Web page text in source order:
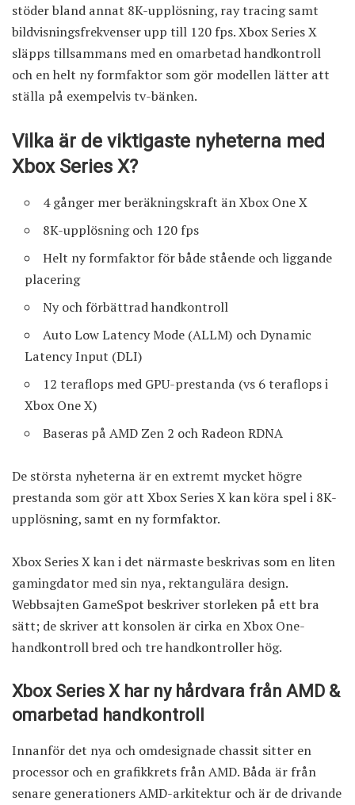
stöder bland annat 8K-upplösning, ray tracing samt
bildvisningsfrekvenser upp till 120 fps. Xbox Series X
släpps tillsammans med en omarbetad handkontroll
och en helt ny formfaktor som gör modellen lätter att
ställa på exempelvis tv-bänken.
Vilka är de viktigaste nyheterna med
Xbox Series X?
4 gånger mer beräkningskraft än Xbox One X
8K-upplösning och 120 fps
Helt ny formfaktor för både stående och liggande
placering
Ny och förbättrad handkontroll
Auto Low Latency Mode (ALLM) och Dynamic
Latency Input (DLI)
12 teraflops med GPU-prestanda (vs 6 teraflops i
Xbox One X)
Baseras på AMD Zen 2 och Radeon RDNA
De största nyheterna är en extremt mycket högre
prestanda som gör att Xbox Series X kan köra spel i 8K-
upplösning, samt en ny formfaktor.
Xbox Series X kan i det närmaste beskrivas som en liten
gamingdator med sin nya, rektangulära design.
Webbsajten GameSpot beskriver storleken på ett bra
sätt; de skriver att konsolen är cirka en Xbox One-
handkontroll bred och tre handkontroller hög.
Xbox Series X har ny hårdvara från AMD &
omarbetad handkontroll
Innanför det nya och omdesignade chassit sitter en
processor och en grafikkrets från AMD. Båda är från
senare generationers AMD-arkitektur och är de drivande